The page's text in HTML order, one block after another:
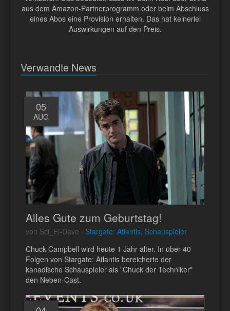
aus dem Amazon-Partnerprogramm oder beim Abschluss
eines Abos eine Provision erhalten. Das hat keinerlei
Auswirkungen auf den Preis.
Verwandte News
05
AUG
Alles Gute zum Geburtstag!
von Sci_Fi-Dave · Stargate: Atlantis, Schauspieler
Chuck Campbell wird heute 1 Jahr älter. In über 40
Folgen von Stargate: Atlantis bereicherte der
kanadische Schauspieler als "Chuck der Techniker"
den Neben-Cast.